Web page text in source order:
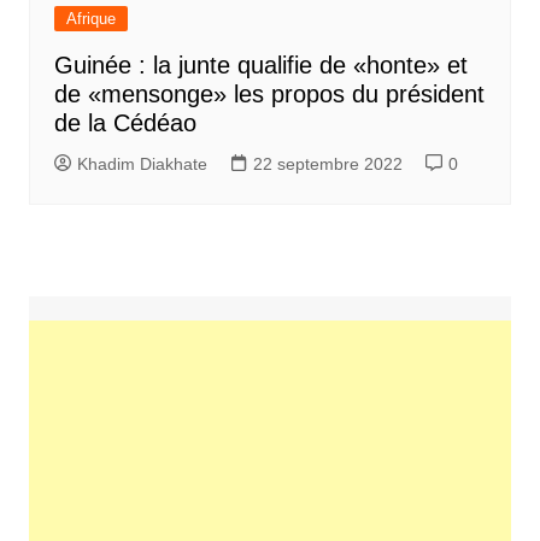
Afrique
Guinée : la junte qualifie de «honte» et
de «mensonge» les propos du président
de la Cédéao
Khadim Diakhate 22 septembre 2022 0